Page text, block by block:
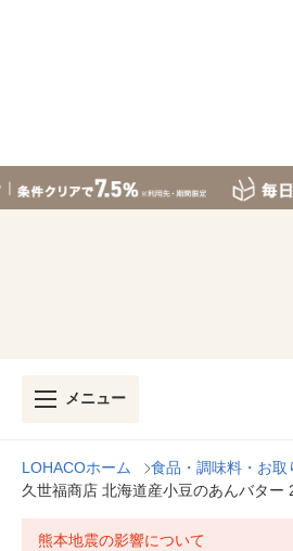
メニュー
LOHACOホーム 食品・調味料・お取
久世福商店 北海道産小豆のあんバタ
熊本地震の影響について